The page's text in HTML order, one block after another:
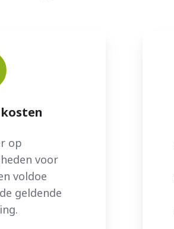
op
voor
voldoe
geldende